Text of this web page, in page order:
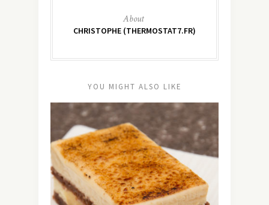
About
CHRISTOPHE (THERMOSTAT7.FR)
YOU MIGHT ALSO LIKE